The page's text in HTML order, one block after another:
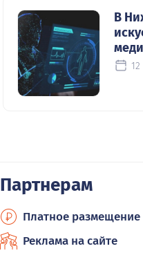
В
Партнерам
Платное размещение
Реклама на сайте